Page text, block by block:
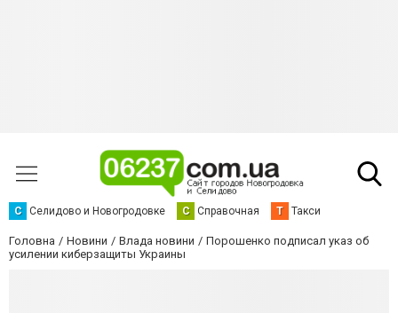
С Селидово и Новогродовке С Справочная Т Такси
Головна Новини Влада новини
Порошенко подписал указ об
усилении киберзащиты Украины